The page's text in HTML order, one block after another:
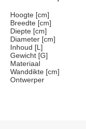
Hoogte [cm]
Breedte [cm]
Diepte [cm]
Diameter [cm]
Inhoud [L]
Gewicht [G]
Materiaal
Wanddikte [cm]
Ontwerper